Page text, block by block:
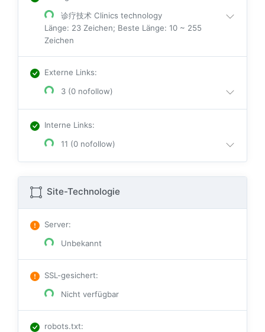
诊疗技术 Clinics technology
Länge: 23 Zeichen; Beste Länge: 10 ~ 255
Zeichen
Externe Links:
3 (0 nofollow)
Interne Links:
11 (0 nofollow)
Site-Technologie
Server:
Unbekannt
SSL-gesichert:
Nicht verfügbar
robots.txt: